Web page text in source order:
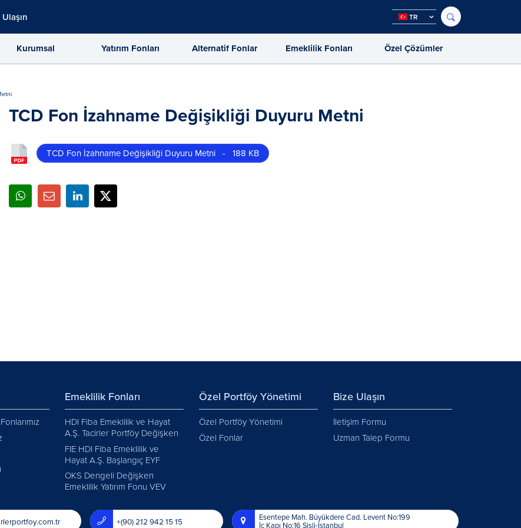
TR
Kurumsal Yatırım Fonları Alternatif Fonlar Emeklilik Fonları Özel Çözümler
TCD Fon İzahname Değişikliği Duyuru Metni
TCD Fon İzahname Değişikliği Duyuru Metni - 188 KB
Emeklilik Fonları
HDI Fiba Emeklilik ve Hayat
A.Ş. Tacirler Portföy Değişken
FIE HDI Fiba Emeklilik ve
Hayat A.Ş. Başlangıç EYF
OKS Dengeli Değişken
Emeklilik Yatırım Fonu VEV
Özel Portföy Yönetimi
Özel Portföy Yönetimi
Özel Fonlar
Bize Ulaşın
İletişim Formu
Uzman Talep Formu
+(90) 212 942 15 15 Esentepe Mah. Büyükdere Cad. Levent No:199
İç Kapı No:16 Şişli-İstanbul